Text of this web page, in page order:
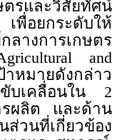
รและวิสัยทัศน์
อยกระดับให้
างการเกษตร
and
าหมายดังกล่าว
ขับเคลื่อนใน 2
ผลิต และด้าน
นที่เกี่ยวข้อง